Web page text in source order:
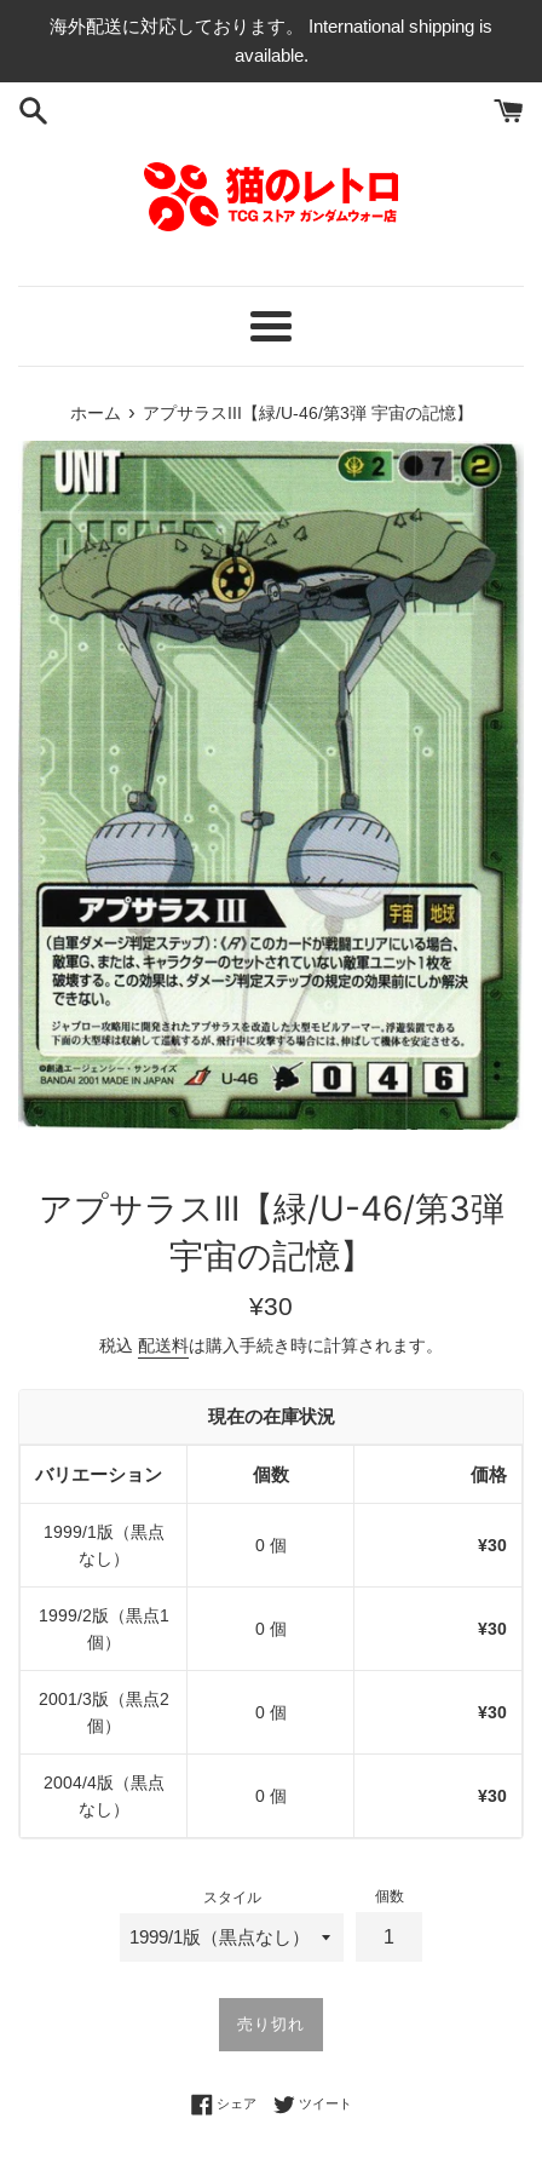
海外配送に対応しております。 International shipping is
available.
メ
ー
ホーム › アプサラスIII【緑/U-46/第3弾 宇宙の記憶】
アプサラスIII【緑/U-46/第3弾
宇宙の記憶】
通
価
¥30
税込 配送料は購入手続き時に計算されます。
現在の在庫状況
バリエーション 個数 価格
1999/1版（黒点
なし）
0 個 ¥30
1999/2版（黒点1
個）
0 個 ¥30
2001/3版（黒点2
個）
0 個 ¥30
2004/4版（黒点
なし）
0 個 ¥30
スタイル 個数
売り切れ
シェアFacebookでシェアする
ツイート